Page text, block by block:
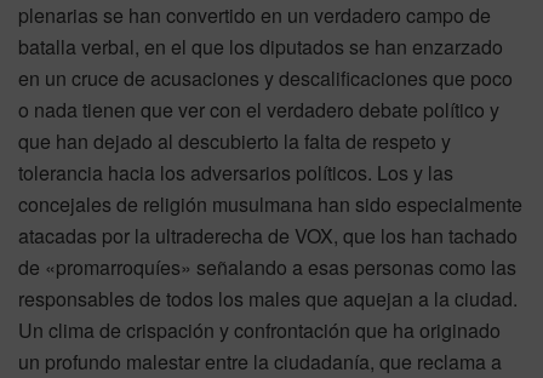
plenarias se han convertido en un verdadero campo de
batalla verbal, en el que los diputados se han enzarzado
en un cruce de acusaciones y descalificaciones que poco
o nada tienen que ver con el verdadero debate político y
que han dejado al descubierto la falta de respeto y
tolerancia hacia los adversarios políticos. Los y las
concejales de religión musulmana han sido especialmente
atacadas por la ultraderecha de VOX, que los han tachado
de «promarroquíes» señalando a esas personas como las
responsables de todos los males que aquejan a la ciudad.
Un clima de crispación y confrontación que ha originado
un profundo malestar entre la ciudadanía, que reclama a